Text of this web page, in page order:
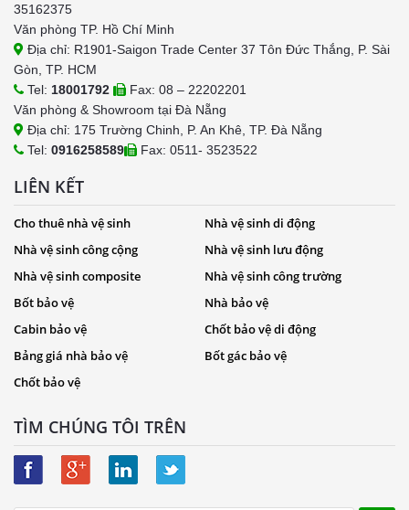
35162375
Văn phòng TP. Hồ Chí Minh
Địa chỉ: R1901-Saigon Trade Center 37 Tôn Đức Thắng, P. Sài
Gòn, TP. HCM
Tel: 18001792
Fax: 08 – 22202201
Văn phòng & Showroom tại Đà Nẵng
Địa chỉ: 175 Trường Chinh, P. An Khê, TP. Đà Nẵng
Tel: 0916258589 Fax: 0511- 3523522
LIÊN KẾT
Cho thuê nhà vệ sinh
Nhà vệ sinh di động
Nhà vệ sinh công cộng
Nhà vệ sinh lưu động
Nhà vệ sinh composite
Nhà vệ sinh công trường
Bốt bảo vệ
Nhà bảo vệ
Cabin bảo vệ
Chốt bảo vệ di động
Bảng giá nhà bảo vệ
Bốt gác bảo vệ
Chốt bảo vệ
TÌM CHÚNG TÔI TRÊN